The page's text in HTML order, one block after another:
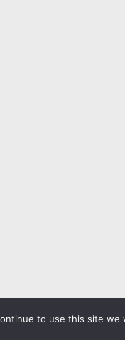
Formation
Lifestyle
to use this site we